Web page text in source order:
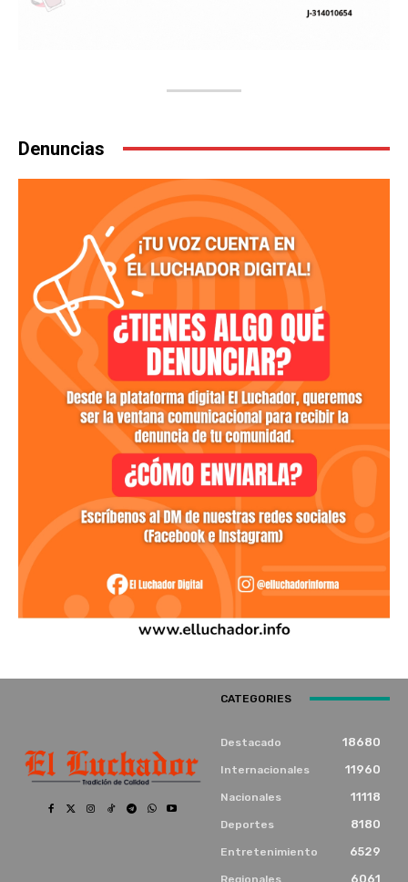
Denuncias
CATEGORIES
Destacado 18680
Internacionales 11960
Nacionales 11118
Deportes 8180
Entretenimiento 6529
Regionales 6061